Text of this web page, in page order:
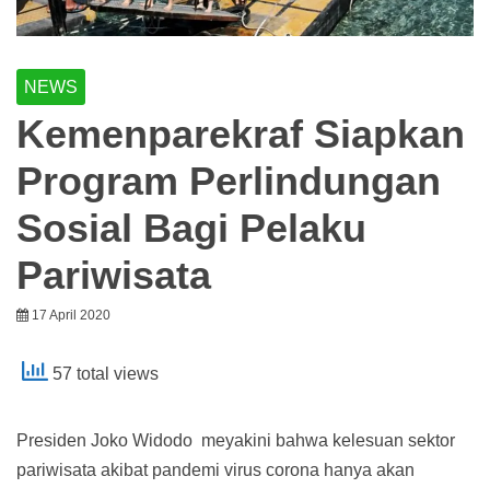
NEWS
Kemenparekraf Siapkan
Program Perlindungan
Sosial Bagi Pelaku
Pariwisata
17 April 2020
57 total views
Presiden Joko Widodo meyakini bahwa kelesuan sektor
pariwisata akibat pandemi virus corona hanya akan